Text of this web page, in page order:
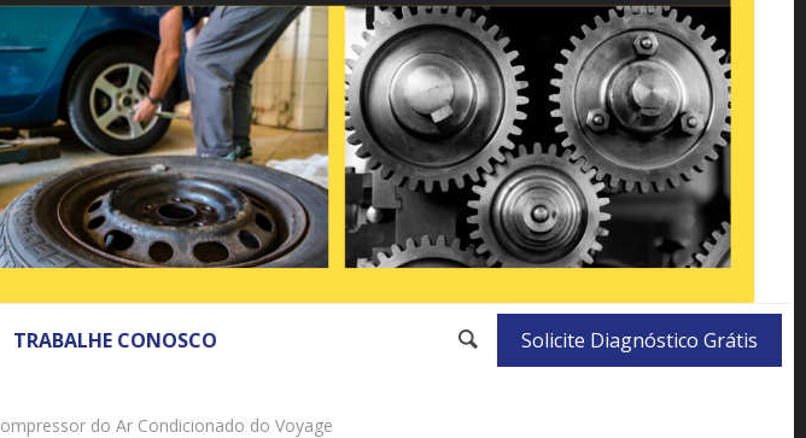
TRABALHE CONOSCO Solicite Diagnóstico Grátis
do Ar Condicionado do Voyage